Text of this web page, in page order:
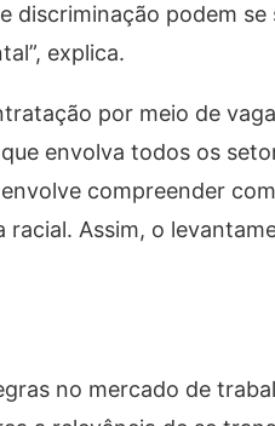
discriminação podem
explica.
por meio de
envolva todos os
compreender
Assim, o
no mercado de